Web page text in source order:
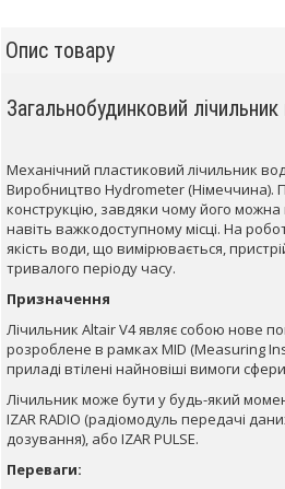
Опис товару
Загальнобудинковий
Механічний пластиковий лічильник
Виробництво Hydrometer (Німеччина).
конструкцію, завдяки чому його
навіть важкодоступному місці. На
якість води, що вимірювається,
тривалого періоду часу.
Призначення
Лічильник Altair V4 являє собою нове
розроблене в рамках MID (Measuring
приладі втілені найновіші вимоги
Лічильник може бути у будь-який
IZAR RADIO (радіомодуль передачі
дозування), або IZAR PULSE.
Переваги: